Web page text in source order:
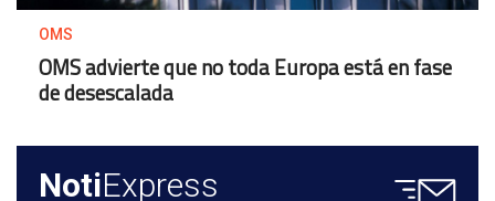
OMS
OMS advierte que no toda Europa está en fase
de desescalada
NotiExpress